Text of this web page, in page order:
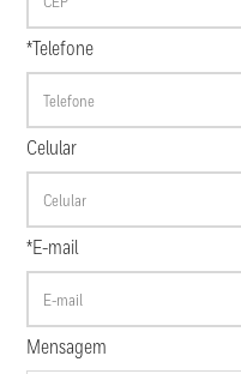
*Telefone
Celular
*E-mail
Mensagem